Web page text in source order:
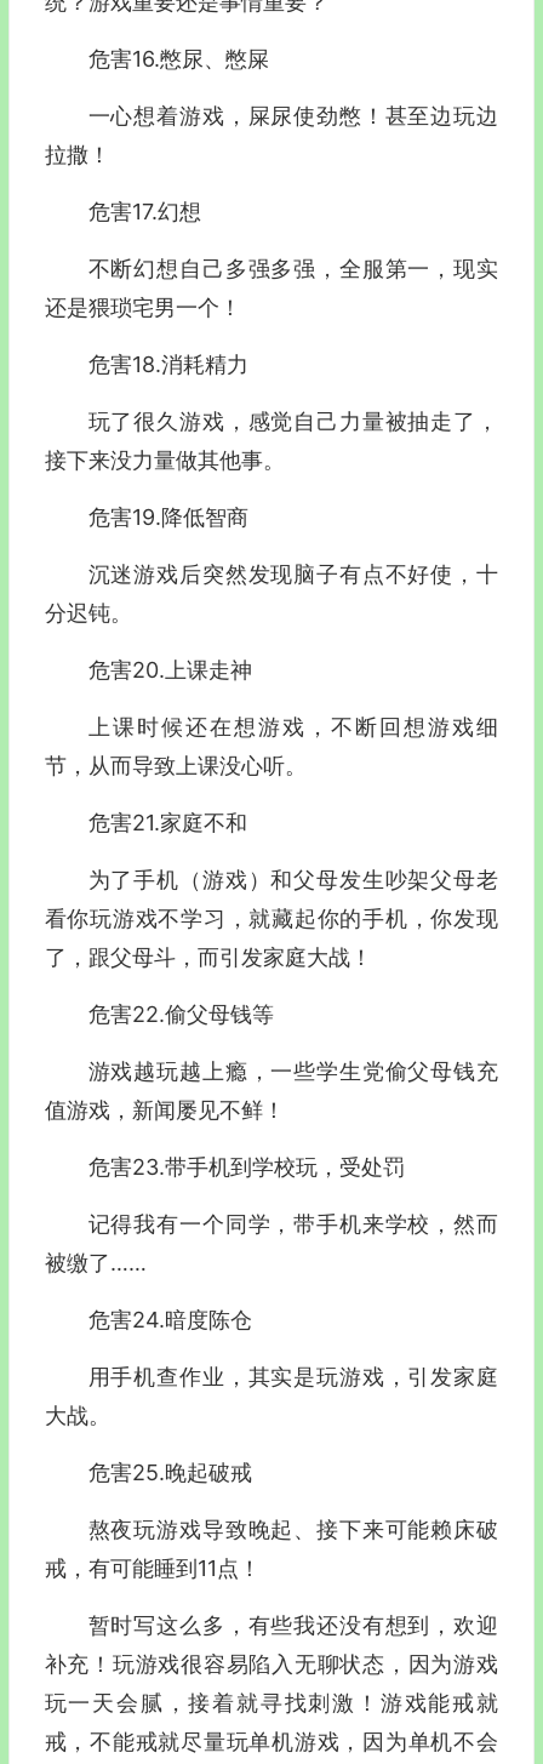
危害16.憋尿、憋屎
一心想着游戏，屎尿使劲憋！甚至边玩边
拉撒！
危害17.幻想
不断幻想自己多强多强，全服第一，现实
还是猥琐宅男一个！
危害18.消耗精力
玩了很久游戏，感觉自己力量被抽走了，
接下来没力量做其他事。
危害19.降低智商
沉迷游戏后突然发现脑子有点不好使，十
分迟钝。
危害20.上课走神
上课时候还在想游戏，不断回想游戏细
节，从而导致上课没心听。
危害21.家庭不和
为了手机（游戏）和父母发生吵架父母老
看你玩游戏不学习，就藏起你的手机，你发现
了，跟父母斗，而引发家庭大战！
危害22.偷父母钱等
游戏越玩越上瘾，一些学生党偷父母钱充
值游戏，新闻屡见不鲜！
危害23.带手机到学校玩，受处罚
记得我有一个同学，带手机来学校，然而
被缴了……
危害24.暗度陈仓
用手机查作业，其实是玩游戏，引发家庭
大战。
危害25.晚起破戒
熬夜玩游戏导致晚起、接下来可能赖床破
戒，有可能睡到11点！
暂时写这么多，有些我还没有想到，欢迎
补充！玩游戏很容易陷入无聊状态，因为游戏
玩一天会腻，接着就寻找刺激！游戏能戒就
戒，不能戒就尽量玩单机游戏，因为单机不会